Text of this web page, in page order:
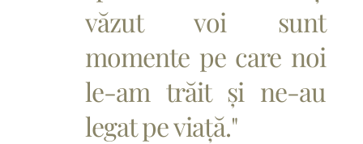
văzut voi sunt
momente pe care noi
le-am trăit și ne-au
legat pe viață."